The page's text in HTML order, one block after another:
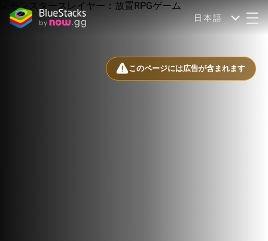
日本語
このページには広告が含まれます